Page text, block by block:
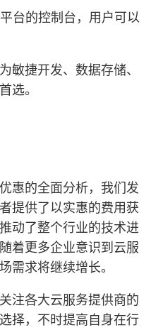
台的控制台，用户可以
敏捷开发、数据存储、
选。
惠的全面分析，我们发
提供了以实惠的费用获
动了整个行业的技术进
着更多企业意识到云服
需求将继续增长。
注各大云服务提供商的
择，不时提高自身在行